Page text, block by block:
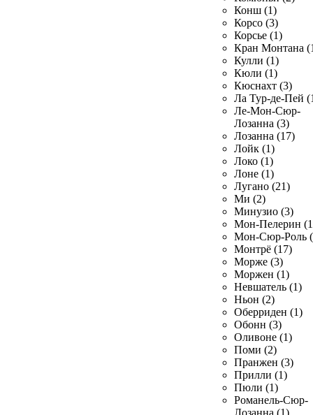
Конш (1)
Корсо (3)
Корсье (1)
Кран Монтана
Кулли (1)
Кюли (1)
Кюснахт (3)
Ла Тур-де-Пей
Ле-Мон-Сюр-
Лозанна (3)
Лозанна (17)
Лойк (1)
Локо (1)
Лоне (1)
Лугано (21)
Ми (2)
Минузио (3)
Мон-Пелерин
Мон-Сюр-Роль
Монтрё (17)
Морже (3)
Моржен (1)
Невшатель (1)
Ньон (2)
Оберриден (1)
Обонн (3)
Оливоне (1)
Поми (2)
Пранжен (3)
Прилли (1)
Пюли (1)
Романель-Сюр-
Лозанна (1)